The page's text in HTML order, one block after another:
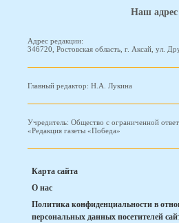
Наш адрес
Адрес редакции:
346720, Ростовская область, г. Аксай, ул.
Главный редактор: Н.А. Лукина
Учредитель: Общество с ограниченной
«Редакция газеты «Победа»
Карта сайта
О нас
Политика конфиденциальности в
персональных данных посетителей